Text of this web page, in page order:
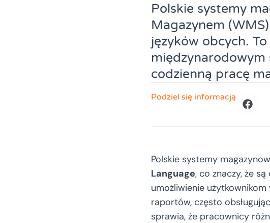
Polskie systemy
Magazynem
języków obcych.
międzynarodowym
codzienną pracę
Podziel się informacją
Polskie systemy
Language, co znaczy, że
umożliwienie
raportów, często
sprawia, że pracownicy